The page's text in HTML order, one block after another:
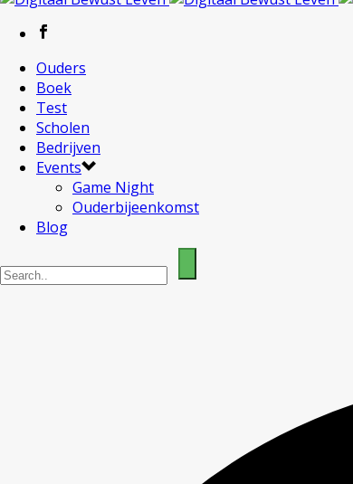
Ouders
Boek
Test
Scholen
Bedrijven
Events
Game Night
Ouderbijeenkomst
Blog